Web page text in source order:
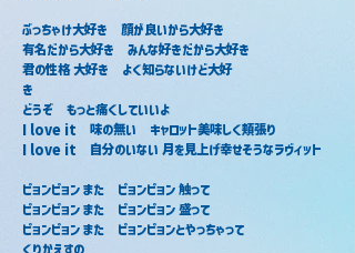
ぶっちゃけ大好き　顔が良いから大好き
有名だから大好き　みんな好きだから大好き
君の性格 大好き　よく知らないけど大好
き
どうぞ　もっと痛くしていいよ
I love it　味の無い　キャロット美味しく頬張り
I love it　自分のいない 月を見上げ幸せそうなラヴィット
ピョンピョン また　ピョンピョン 触って
ピョンピョン また　ピョンピョン 盛って
ピョンピョン また　ピョンピョンとやっちゃって
くりかえすの